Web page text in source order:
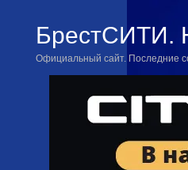
БрестСИТИ.
Официальный сайт. Последние